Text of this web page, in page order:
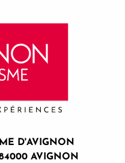
D'AVIGNON
AVIGNON